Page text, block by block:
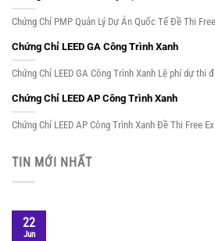
Chứng Chỉ PMP Quản Lý Dự Án Quốc Tế Đề Thi
Chứng Chỉ LEED GA Công Trình Xanh
Chứng Chỉ LEED GA Công Trình Xanh Lệ phí dự thi
Chứng Chỉ LEED AP Công Trình Xanh
Chứng Chỉ LEED AP Công Trình Xanh Đề Thi Free
TIN MỚI NHẤT
22
Jun